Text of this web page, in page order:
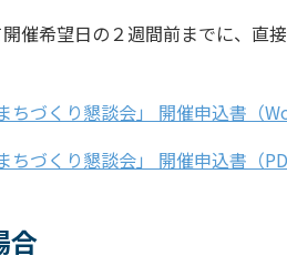
催希望日の２週間前までに、直
ちづくり懇談会」 開催申込書 （
ちづくり懇談会」 開催申込書 （
合